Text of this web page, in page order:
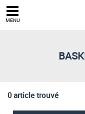
MENU
0 article trouvé
Trier par
Meilleures remises